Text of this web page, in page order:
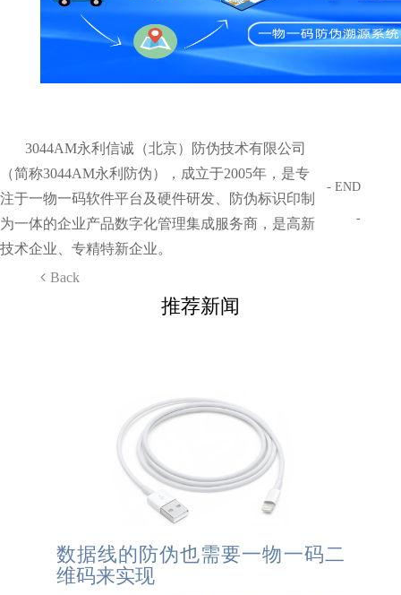
3044AM永利信诚（北京）防伪技术有限公司
（简称3044AM永利防伪），成立于2005年，是专
注于一物一码软件平台及硬件研发、防伪标识印制
为一体的企业产品数字化管理集成服务商，是高新
技术企业、专精特新企业。
Back
- END
-
推荐新闻
数据线的防伪也需要一物一码二
维码来实现